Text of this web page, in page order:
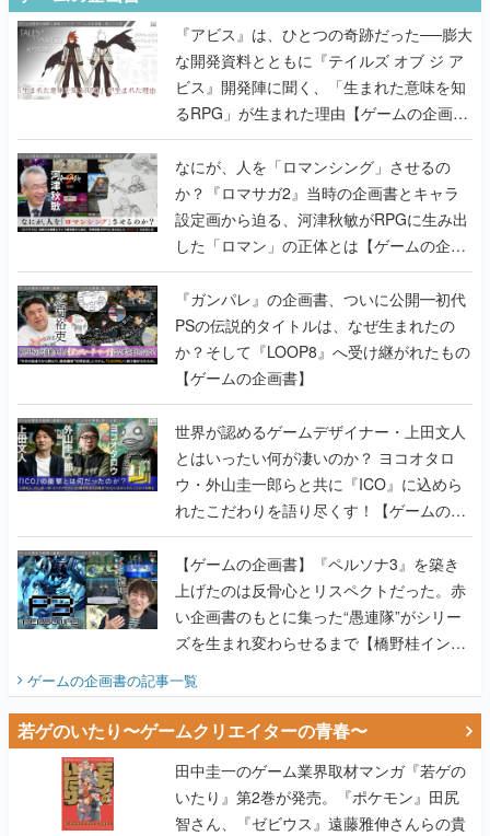
『アビス』は、ひとつの奇跡だった──膨大
な開発資料とともに『テイルズ オブ ジ ア
ビス』開発陣に聞く、「生まれた意味を知
るRPG」が生まれた理由【ゲームの企画
書】
なにが、人を「ロマンシング」させるの
か？『ロマサガ2』当時の企画書とキャラ
設定画から迫る、河津秋敏がRPGに生み出
した「ロマン」の正体とは【ゲームの企画
書】
『ガンパレ』の企画書、ついに公開━初代
PSの伝説的タイトルは、なぜ生まれたの
か？そして『LOOP8』へ受け継がれたもの
【ゲームの企画書】
世界が認めるゲームデザイナー・上田文人
とはいったい何が凄いのか？ ヨコオタロ
ウ・外山圭一郎らと共に『ICO』に込めら
れたこだわりを語り尽くす！【ゲームの企
画書】
【ゲームの企画書】『ペルソナ3』を築き
上げたのは反骨心とリスペクトだった。赤
い企画書のもとに集った“愚連隊”がシリー
ズを生まれ変わらせるまで【橋野桂インタ
ビュー】
ゲームの企画書の記事一覧
若ゲのいたり〜ゲームクリエイターの青春〜
田中圭一のゲーム業界取材マンガ『若ゲの
いたり』第2巻が発売。『ポケモン』田尻
智さん、『ゼビウス』遠藤雅伸さんらの貴